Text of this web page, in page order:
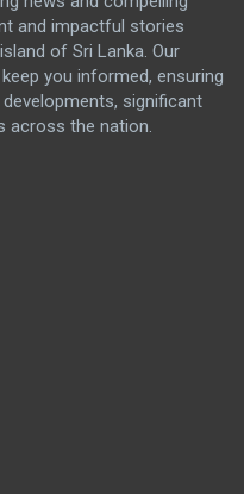
and impactful stories
of Sri Lanka. Our
you informed, ensuring
significant
across the nation.